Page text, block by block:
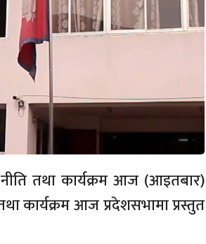
तथा कार्यक्रम आज (आइतबार)
कार्यक्रम आज प्रदेशसभामा प्रस्तुत